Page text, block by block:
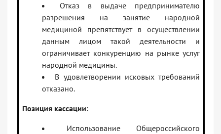
Отказ в выдаче предпринимателю
разрешения на занятие народной
медициной препятствует в осуществлении
данным лицом такой деятельности и
ограничивает конкуренцию на рынке услуг
народной медицины.
В удовлетворении исковых требований
отказано.
Позиция кассации:
Использование Общероссийского